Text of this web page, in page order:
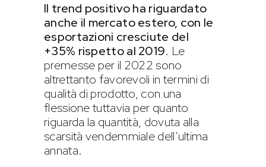
Il trend positivo ha riguardato
anche il mercato estero, con le
esportazioni cresciute del
+35% rispetto al 2019. Le
premesse per il 2022 sono
altrettanto favorevoli in termini di
qualità di prodotto, con una
flessione tuttavia per quanto
riguarda la quantità, dovuta alla
scarsità vendemmiale dell’ultima
annata.